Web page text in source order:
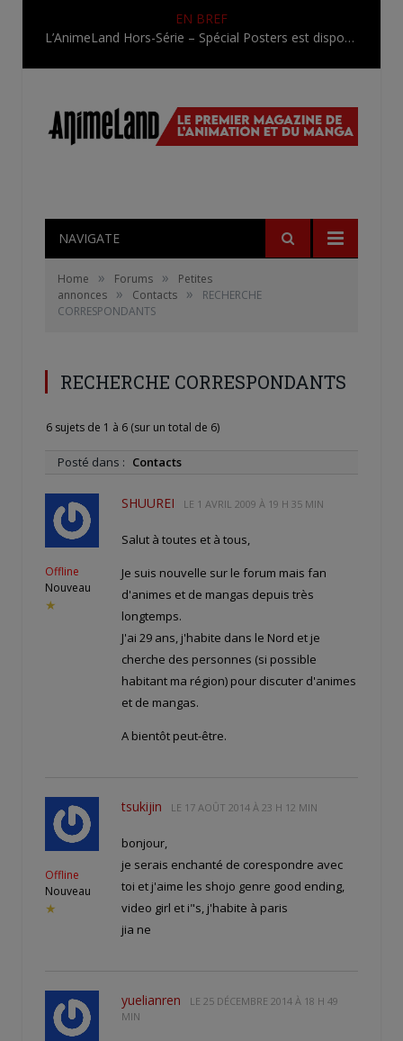
EN BREF
L’AnimeLand Hors-Série – Spécial Posters est disponible !
NAVIGATE
Home » Forums »
Petites
annonces
» Contacts »
RECHERCHE
CORRESPONDANTS
RECHERCHE CORRESPONDANTS
6 sujets de 1 à 6 (sur un total de 6)
Posté dans : Contacts
Offline
Nouveau
★
SHUUREI LE 1 AVRIL 2009 À 19 H 35 MIN
Salut à toutes et à tous,
Je suis nouvelle sur le forum mais fan
d'animes et de mangas depuis très
longtemps.
J'ai 29 ans, j'habite dans le Nord et je
cherche des personnes (si possible
habitant ma région) pour discuter d'animes
et de mangas.
A bientôt peut-être.
Offline
Nouveau
★
tsukijin LE 17 AOÛT 2014 À 23 H 12 MIN
bonjour,
je serais enchanté de corespondre avec
toi et j'aime les shojo genre good ending,
video girl et i"s, j'habite à paris
jia ne
yuelianren LE 25 DÉCEMBRE 2014 À 18 H 49
MIN